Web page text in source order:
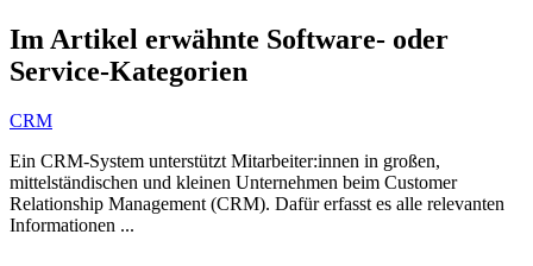
1
of
3
Im Artikel erwähnte Software- oder
Service-Kategorien
CRM
Ein CRM-System unterstützt Mitarbeiter:innen in großen,
mittelständischen und kleinen Unternehmen beim Customer
Relationship Management (CRM). Dafür erfasst es alle relevanten
Informationen ...